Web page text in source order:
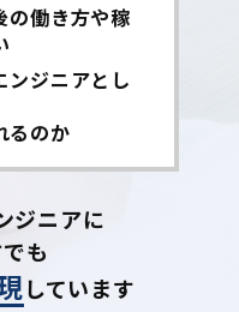
の働き方や稼
ンジニアとし
るのか
ジニアに
も
しています